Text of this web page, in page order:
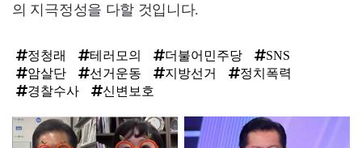
의 지극정성을 다할 것입니다.
정청래 테러모의 더불어민주당
SNS
암살단
선거운동 지방선거
정치폭력
경찰수사
신변보호
탑
라